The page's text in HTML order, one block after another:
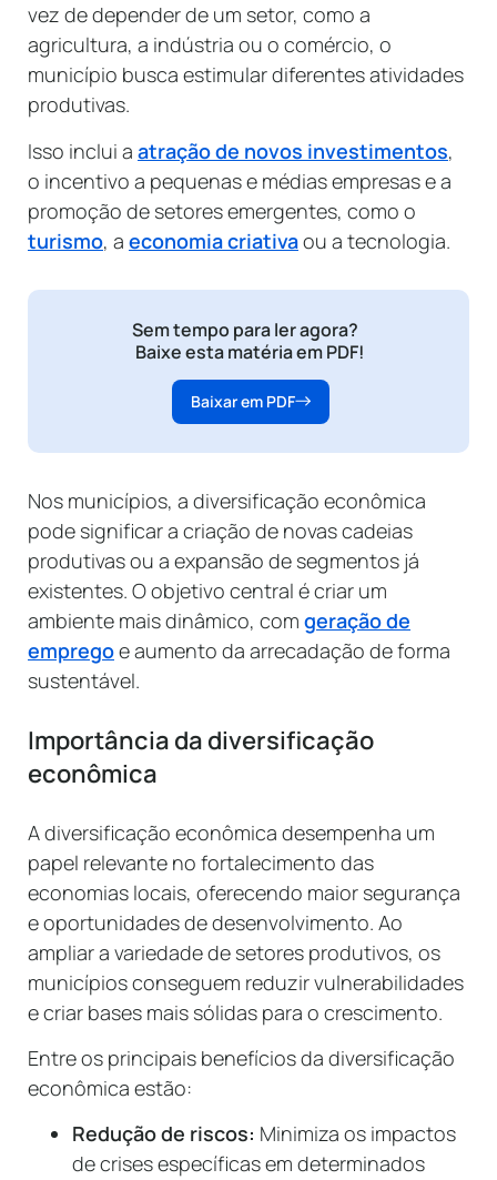
vez de depender de um setor, como a
agricultura, a indústria ou o comércio, o
município busca estimular diferentes atividades
produtivas.
Isso inclui a atração de novos investimentos,
o incentivo a pequenas e médias empresas e a
promoção de setores emergentes, como o
turismo, a economia criativaou a tecnologia.
Sem tempo para ler agora?
Baixe esta matéria em PDF!
Baixar em PDF
Nos municípios, a diversificação econômica
pode significar a criação de novas cadeias
produtivas ou a expansão de segmentos já
existentes. O objetivo central é criar um
ambiente mais dinâmico, com geração de
empregoe aumento da arrecadação de forma
sustentável.
Importância da diversificação
econômica
A diversificação econômica desempenha um
papel relevante no fortalecimento das
economias locais, oferecendo maior segurança
e oportunidades de desenvolvimento. Ao
ampliar a variedade de setores produtivos, os
municípios conseguem reduzir vulnerabilidades
e criar bases mais sólidas para o crescimento.
Entre os principais benefícios da diversificação
econômica estão:
Redução de riscos: Minimiza os impactos
de crises específicas em determinados